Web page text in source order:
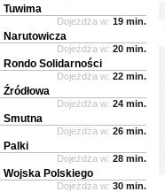
Tuwima
Dojeżdża w: 19 min.
Narutowicza
Dojeżdża w: 20 min.
Rondo Solidarności
Dojeżdża w: 22 min.
Źródłowa
Dojeżdża w: 24 min.
Smutna
Dojeżdża w: 26 min.
Palki
Dojeżdża w: 28 min.
Wojska Polskiego
Dojeżdża w: 30 min.